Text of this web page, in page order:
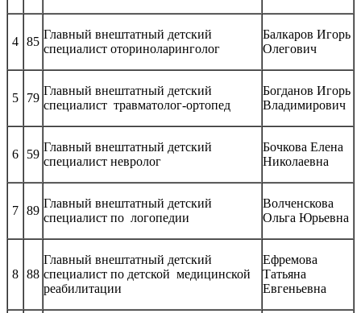
4 85
Главный внештатный детский
специалист оториноларинголог
Балкаров Игорь
Олегович
5 79
Главный внештатный детский
специалист травматолог-ортопед
Богданов Игорь
Владимирович
6 59
Главный внештатный детский
специалист невролог
Бочкова Елена
Николаевна
7 89
Главный внештатный детский
специалист по логопедии
Волченскова
Ольга Юрьевна
8 88
Главный внештатный детский
специалист по детской медицинской
реабилитации
Ефремова
Татьяна
Евгеньевна